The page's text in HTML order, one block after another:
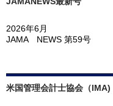
2026年6月
JAMA NEWS 第59号
米国管理会計士協会（IMA)